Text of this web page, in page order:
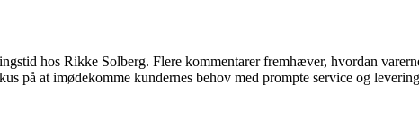
hos Rikke Solberg. Flere kommentarer fremhæver, hvordan
på at imødekomme kundernes behov med prompte service og